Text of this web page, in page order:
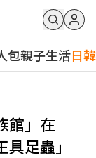
包親子生活日韓
館」在
足蟲」